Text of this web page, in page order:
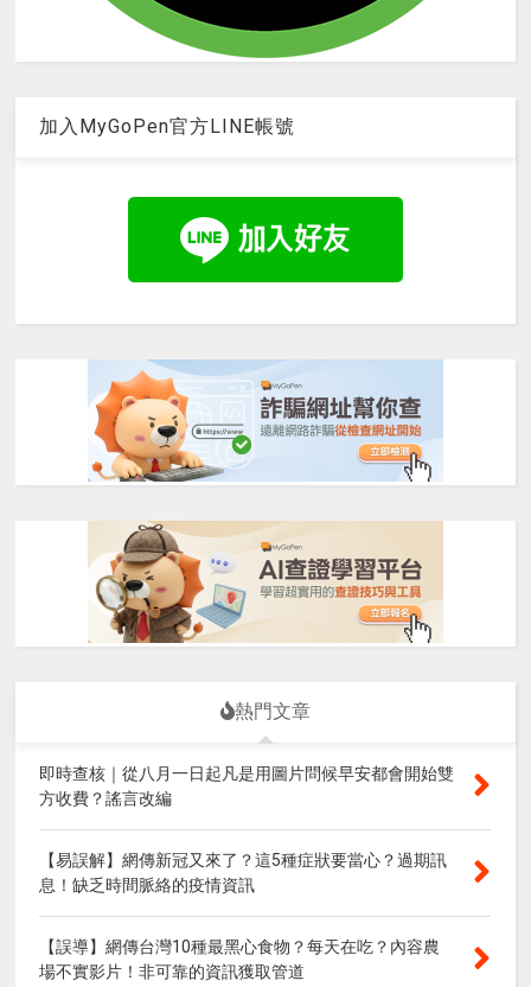
加入MyGoPen官方LINE帳號
熱門文章
即時查核｜從八月一日起凡是用圖片問候早安都會開始雙
方收費？謠言改編
【易誤解】網傳新冠又來了？這5種症狀要當心？過期訊
息！缺乏時間脈絡的疫情資訊
【誤導】網傳台灣10種最黑心食物？每天在吃？內容農
場不實影片！非可靠的資訊獲取管道